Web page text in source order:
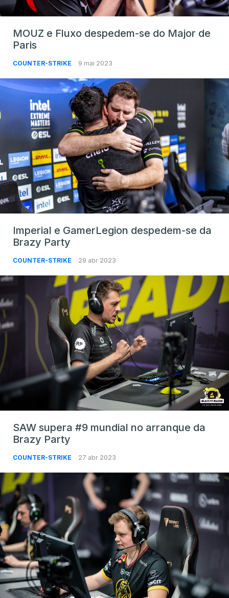
MOUZ e Fluxo despedem-se do Major de
Paris
COUNTER-STRIKE 9 mai 2023
Imperial e GamerLegion despedem-se da
Brazy Party
COUNTER-STRIKE 29 abr 2023
SAW supera #9 mundial no arranque da
Brazy Party
COUNTER-STRIKE 27 abr 2023